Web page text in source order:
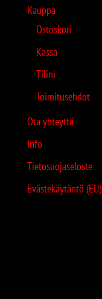
Kauppa
Ostoskori
Kassa
Tilini
Toimitusehdot
Ota yhteyttä
Info
Tietosuojaseloste
Evästekäytäntö (EU)